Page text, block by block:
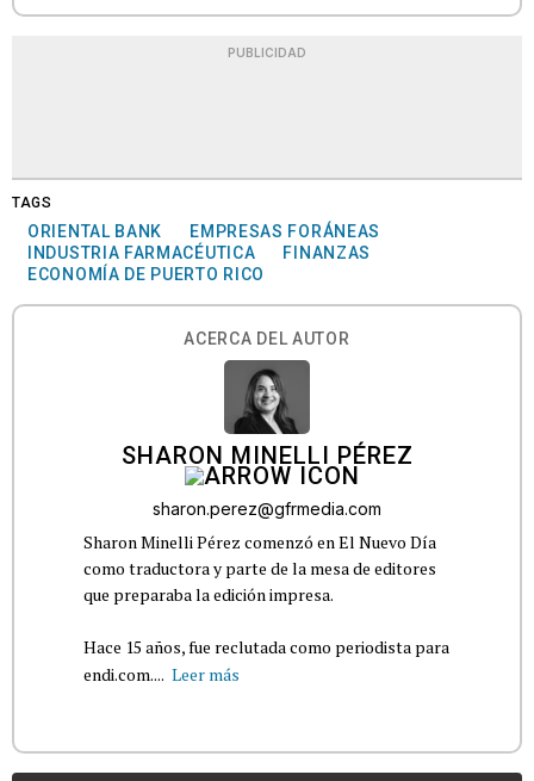
PUBLICIDAD
TAGS
ORIENTAL BANK
EMPRESAS FORÁNEAS
INDUSTRIA FARMACÉUTICA
FINANZAS
ECONOMÍA DE PUERTO RICO
ACERCA DEL AUTOR
SHARON MINELLI PÉREZ
sharon.perez@gfrmedia.com
Sharon Minelli Pérez comenzó en El Nuevo Día
como traductora y parte de la mesa de editores
que preparaba la edición impresa.
Hace 15 años, fue reclutada como periodista para
endi.com.... Leer más